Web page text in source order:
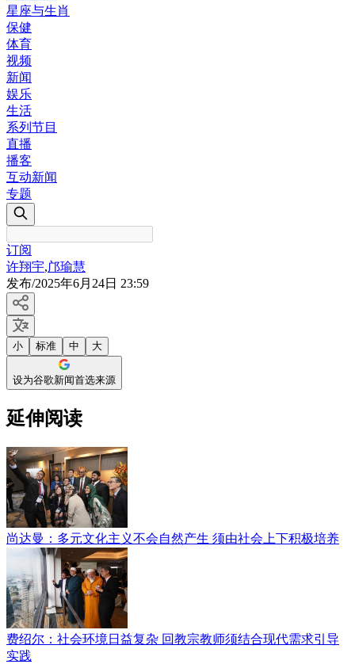
星座与生肖
保健
体育
视频
新闻
娱乐
生活
系列节目
直播
播客
互动新闻
专题
订阅
许翔宇,邝瑜慧
发布/2025年6月24日 23:59
小 标准 中 大
设为谷歌新闻首选来源
延伸阅读
尚达曼：多元文化主义不会自然产生 须由社会上下积极培养
费绍尔：社会环境日益复杂 回教宗教师须结合现代需求引导
实践